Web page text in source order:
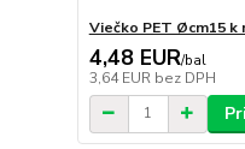
Viečko PET Øcm15 k
4,48 EUR/bal
3,64 EUR bez DPH